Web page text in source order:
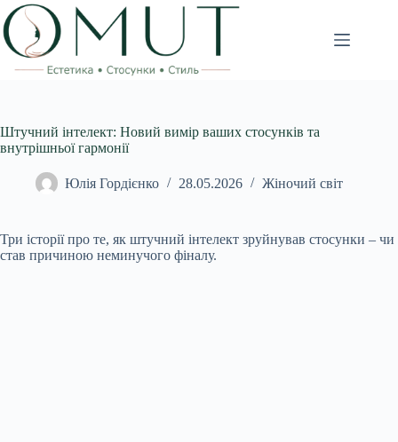
Перейти
до
вмісту
Штучний інтелект: Новий вимір ваших стосунків та
внутрішньої гармонії
Юлія Гордієнко 28.05.2026 Жіночий світ
Три історії про те, як штучний інтелект зруйнував стосунки – чи
став причиною неминучого фіналу.